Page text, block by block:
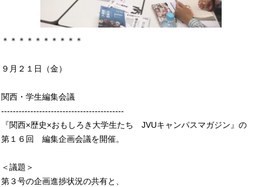
＊＊＊＊＊＊＊＊＊＊
９月２１日（金）
関西・学生編集会議
------------------------------------------
『関西×歴史×おもしろき大学生たち JVUキャンパスマガジン』の
第１６回 編集企画会議を開催。
＜議題＞
第３号の企画進捗状況の共有と、